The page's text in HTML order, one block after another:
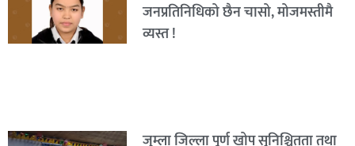
जनप्रतिनिधिको छैन चासो, मोजमस्तीमै
व्यस्त !
जुम्ला जिल्ला पूर्ण खोप सुनिश्चितता तथा